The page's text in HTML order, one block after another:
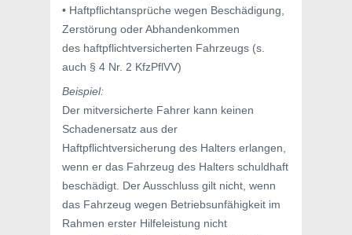
• Haftpflichtansprüche wegen Beschädigung,
Zerstörung oder Abhandenkommen
des haftpflichtversicherten Fahrzeugs (s.
auch § 4 Nr. 2 KfzPflVV)
Beispiel:
Der mitversicherte Fahrer kann keinen
Schadenersatz aus der
Haftpflichtversicherung des Halters erlangen,
wenn er das Fahrzeug des Halters schuldhaft
beschädigt. Der Ausschluss gilt nicht, wenn
das Fahrzeug wegen Betriebsunfähigkeit im
Rahmen erster Hilfeleistung nicht